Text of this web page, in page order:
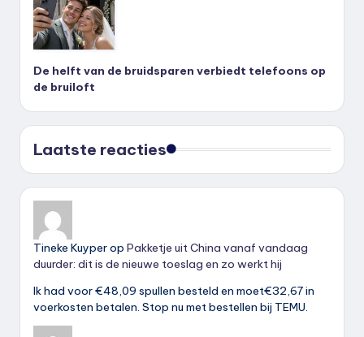
De helft van de bruidsparen verbiedt telefoons op
de bruiloft
Laatste reacties
Tineke Kuyperop Pakketje uit China vanaf vandaag
duurder: dit is de nieuwe toeslag en zo werkt hij
Ik had voor €48,09 spullen besteld en moet€32,67 in
voerkosten betalen. Stop nu met bestellen bij TEMU.